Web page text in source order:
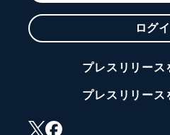
ログ
プレスリリース
プレスリリース